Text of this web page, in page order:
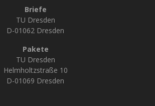
Briefe
TU Dresden
D-01062 Dresden
Pakete
TU Dresden
Helmholtzstraße 10
D-01069 Dresden